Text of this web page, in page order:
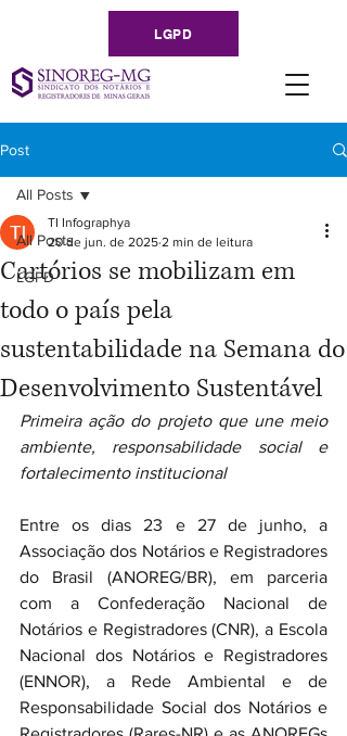
LGPD
Post
All Posts
LGPD
All Posts
Cartórios se mobilizam em
todo o país pela
sustentabilidade na Semana do
Desenvolvimento Sustentável
TI Infographya
20 de jun. de 2025 2 min de leitura
Primeira ação do projeto que une meio
ambiente, responsabilidade social e
fortalecimento institucional
Entre os dias 23 e 27 de junho, a
Associação dos Notários e Registradores
do Brasil (ANOREG/BR), em parceria
com a Confederação Nacional de
Notários e Registradores (CNR), a Escola
Nacional dos Notários e Registradores
(ENNOR), a Rede Ambiental e de
Responsabilidade Social dos Notários e